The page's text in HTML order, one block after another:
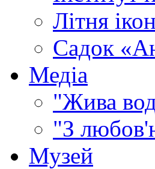
Літня
Садок
Медіа
"Жива
"З
Музей